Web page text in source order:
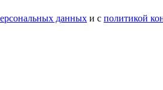
данных и с политикой